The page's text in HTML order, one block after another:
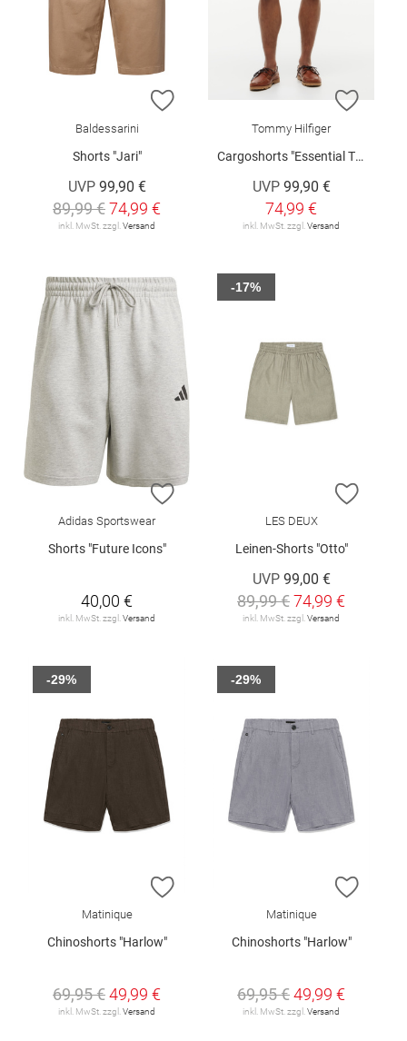
ZUR WUNSCHLISTE HINZUFÜGEN
Baldessarini
Shorts "Jari"
UVP 99,90 €
89,99 €74,99 €
inkl. MwSt. zzgl. Versand
ZUR
Tommy Hilfiger
Cargoshorts "Essential Twill"
UVP 99,90 €
74,99 €
inkl. MwSt. zzgl. Versand
ZUR WUNSCHLISTE HINZUFÜGEN
Adidas Sportswear
Shorts "Future Icons"
40,00 €
inkl. MwSt. zzgl.Versand
ZUR
LES DEUX
Leinen-Shorts "Otto"
UVP 99,00 €
89,99 €74,99 €
inkl. MwSt. zzgl.Versand
-17%
ZUR WUNSCHLISTE HINZUFÜGEN
Matinique
Chinoshorts "Harlow"
69,95 €49,99 €
inkl. MwSt. zzgl.Versand
-29%
ZUR
Matinique
Chinoshorts "Harlow"
69,95 €49,99 €
inkl. MwSt. zzgl.Versand
-29%